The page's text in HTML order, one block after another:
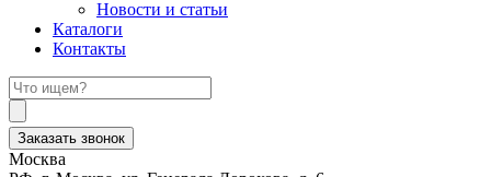
Новости и статьи
Каталоги
Контакты
Заказать звонок
Москва